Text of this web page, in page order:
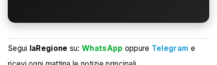
Segui laRegione su:WhatsApp oppure Telegram e